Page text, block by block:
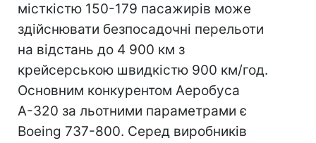
місткістю 150-179 пасажирів може
здійснювати безпосадочні перельоти
на відстань до 4 900 км з
крейсерською швидкістю 900 км/год.
Основним конкурентом Аеробуса
А-320 за льотними параметрами є
Boeing 737-800. Серед виробників